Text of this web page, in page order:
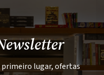
primeiro lugar, ofertas